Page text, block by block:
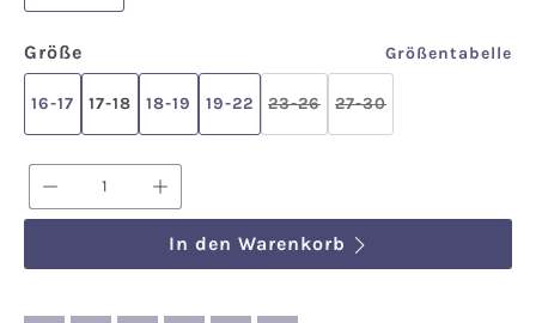
Größe Größentabelle
16-17 17-18 18-19 19-22 23-26 27-30
Produkt Anzahl: Gib den
In den Warenkorb